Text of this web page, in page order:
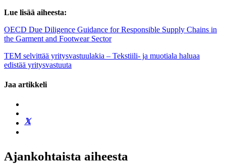
Lue lisää aiheesta:
OECD Due Diligence Guidance for Responsible Supply Chains in
the Garment and Footwear Sector
TEM selvittää yritysvastuulakia – Tekstiili- ja muotiala haluaa
edistää yritysvastuuta
Jaa artikkeli
Ajankohtaista aiheesta